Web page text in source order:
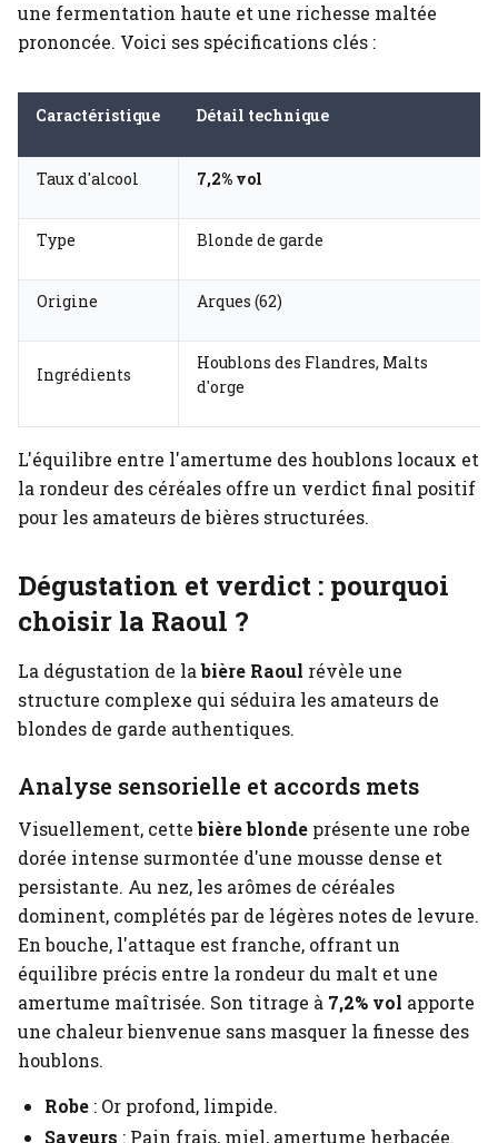
une fermentation haute et une richesse maltée
prononcée. Voici ses spécifications clés :
Caractéristique Détail technique
Taux d'alcool 7,2% vol
Type Blonde de garde
Origine Arques (62)
Ingrédients
Houblons des Flandres, Malts
d'orge
L'équilibre entre l'amertume des houblons locaux et
la rondeur des céréales offre un verdict final positif
pour les amateurs de bières structurées.
Dégustation et verdict : pourquoi
choisir la Raoul ?
La dégustation de labière Raoul révèle une
structure complexe qui séduira les amateurs de
blondes de garde authentiques.
Analyse sensorielle et accords mets
Visuellement, cettebière blonde présente une robe
dorée intense surmontée d'une mousse dense et
persistante. Au nez, les arômes de céréales
dominent, complétés par de légères notes de levure.
En bouche, l'attaque est franche, offrant un
équilibre précis entre la rondeur du malt et une
amertume maîtrisée. Son titrage à 7,2% vol apporte
une chaleur bienvenue sans masquer la finesse des
houblons.
Robe : Or profond, limpide.
Saveurs : Pain frais, miel, amertume herbacée.